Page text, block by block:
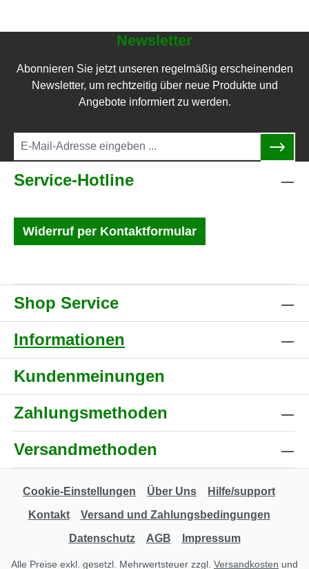
Newsletter
Abonnieren Sie jetzt unseren regelmäßig erscheinenden
Newsletter, um rechtzeitig über neue Produkte und
Angebote informiert zu werden.
Service-Hotline
Widerruf per Kontaktformular
Shop Service
Informationen
Kundenmeinungen
Zahlungsmethoden
Versandmethoden
Cookie-Einstellungen Über Uns
Hilfe/support
Kontakt
Versand und Zahlungsbedingungen
Datenschutz
AGB Impressum
Alle Preise exkl. gesetzl. Mehrwertsteuer zzgl. Versandkosten und